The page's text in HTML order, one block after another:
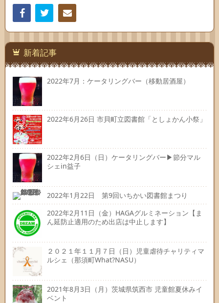
Facebook
連絡
新着記事
2022年7月：ケータリングバー（移動居酒屋）
2022年6月26日 市貝町立図書館「としょかん小祭」
2022年2月6日（日）ケータリングバー▶節分マル
シェin益子
2022年1月22日 第9回いちかい図書館まつり
2022年2月11日（金）HAGAグルミネーション【ま
ん延防止適用のため出店は中止します】
２０２１年１１月７日（日）児童虐待チャリティマ
ルシェ（那須町What?NASU）
2021年8月3日（月）茨城県筑西市 児童館夏休みイ
ベント